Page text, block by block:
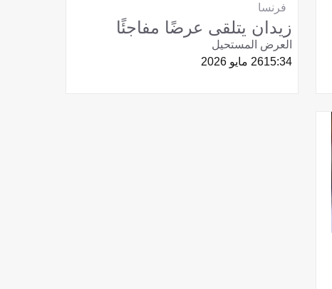
فرنسا
زيدان يتلقى عرضًا مفاجئًا
العرض المستحيل
15:3426 مايو 2026